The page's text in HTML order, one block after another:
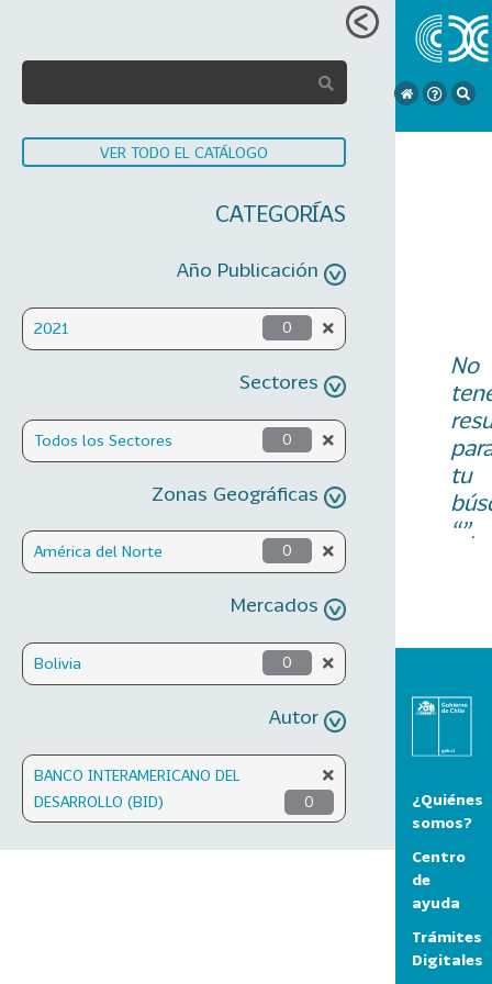
VER TODO EL CATÁLOGO
CATEGORÍAS
Año Publicación
2021 0
Sectores
Todos los Sectores 0
Zonas Geográficas
América del Norte 0
Mercados
Bolivia 0
Autor
BANCO INTERAMERICANO DEL
DESARROLLO (BID)
0
No
tu
“”.
¿Quiénes
somos?
Centro
de
ayuda
Trámites
Digitales